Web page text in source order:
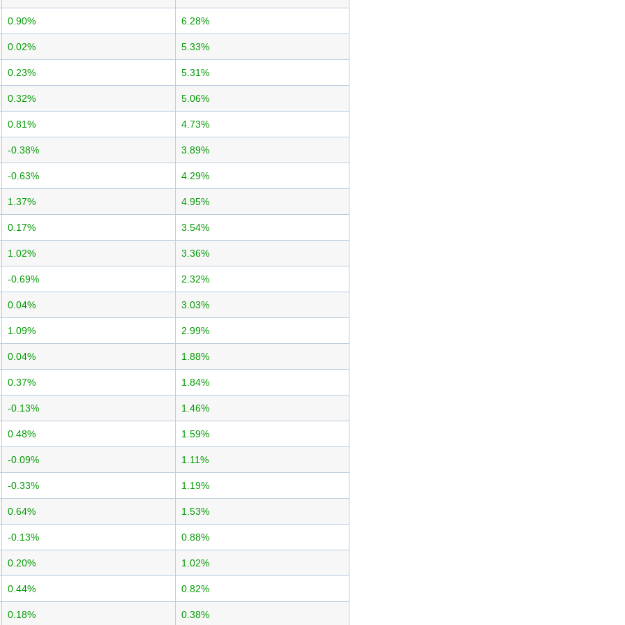
0.90% 6.28%
0.02% 5.33%
0.23% 5.31%
0.32% 5.06%
0.81% 4.73%
-0.38% 3.89%
-0.63% 4.29%
1.37% 4.95%
0.17% 3.54%
1.02% 3.36%
-0.69% 2.32%
0.04% 3.03%
1.09% 2.99%
0.04% 1.88%
0.37% 1.84%
-0.13% 1.46%
0.48% 1.59%
-0.09% 1.11%
-0.33% 1.19%
0.64% 1.53%
-0.13% 0.88%
0.20% 1.02%
0.44% 0.82%
0.18% 0.38%